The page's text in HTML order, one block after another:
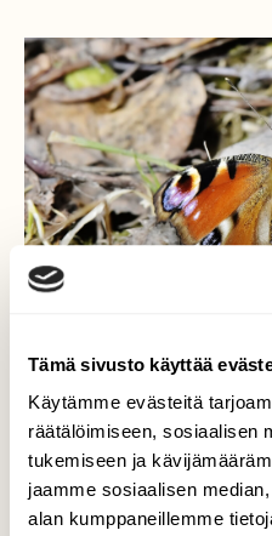
Tämä sivusto käyttää
Käytämme evästeitä
räätälöimiseen, sosiaalisen
tukemiseen ja
jaamme sosiaalisen
alan kumppaneillemme